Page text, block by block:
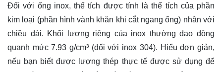
Đối với ống inox, thể tích được tính là thể tích của phần
kim loại (phần hình vành khăn khi cắt ngang ống) nhân với
chiều dài. Khối lượng riêng của inox thường dao động
quanh mức 7.93 g/cm³ (đối với inox 304). Hiểu đơn giản,
nếu bạn biết được lượng thép thực tế được sử dụng để